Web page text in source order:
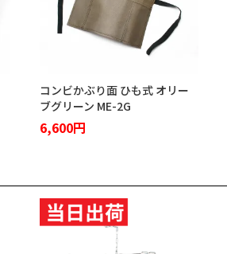
コンビかぶり面 ひも式 オリー
ブグリーン ME-2G
6,600円